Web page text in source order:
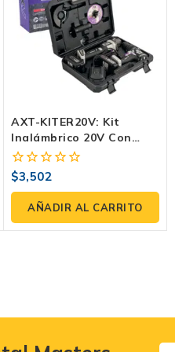
AXT-KITER20V: Kit
Inalámbrico 20V Con
Esmeriladora 4 1/2”,
Rotomartillo 1/2”, 2
Baterías, Cargador Y
Maletín
0
fuera
5
$3,502
AÑADIR AL CARRITO